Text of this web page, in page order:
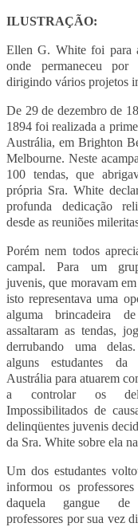
ILUSTRAÇÃO:
Ellen G. White foi para
onde permaneceu
dirigindo vários projetos
De 29 de dezembro de
1894 foi realizada a
Austrália, em Brighton
Melbourne. Neste
100 tendas, que
própria Sra. White
profunda dedicação
desde as reuniões
Porém nem todos
campal. Para um
juvenis, que moravam
isto representava uma
alguma brincadeira
assaltaram as tendas,
derrubando uma
alguns estudantes
Austrália para atuarem
a controlar os
Impossibilitados de
delinqüentes juvenis
da Sra. White sobre ela
Um dos estudantes
informou os
daquela gangue de
professores por sua vez